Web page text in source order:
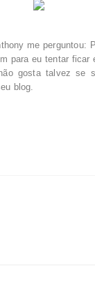
me perguntou:
para eu tentar
gosta talvez se
blog.